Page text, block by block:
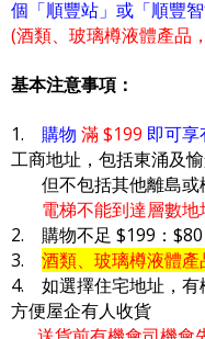
個「順豐站」或「順豐智
(酒類、玻璃樽液體產品
基本注意事項：
1. 購物 滿 $199 即可享
工商地址，包括東涌及
但不包括其他離島或
電梯不能到達層數
2. 購物不足 $199：$80
3. 酒類、玻璃樽液體
4. 如選擇住宅地址，有
方便屋企有人收貨